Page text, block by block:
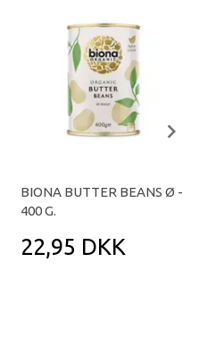
BIONA BUTTER BEANS Ø -
400 G.
22,95 DKK